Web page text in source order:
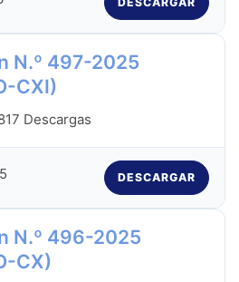
N.º 497-2025
CXI)
Descargas
DESCARGAR
N.º 496-2025
CX)